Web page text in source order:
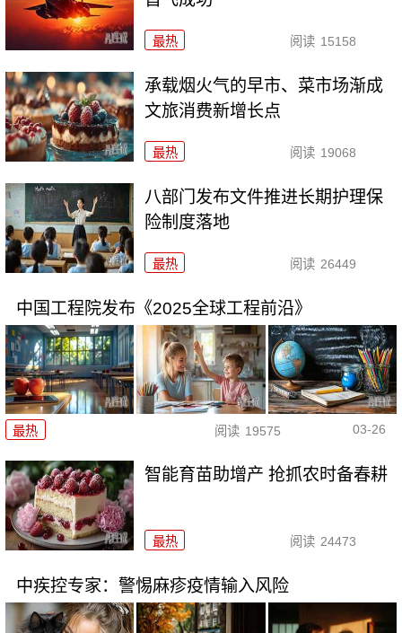
最热 阅读 15158
承载烟火气的早市、菜市场渐成
文旅消费新增长点
最热 阅读 19068
八部门发布文件推进长期护理保
险制度落地
最热 阅读 26449
中国工程院发布《2025全球工程前沿》
最热 阅读 19575 03-26
智能育苗助增产 抢抓农时备春耕
最热 阅读 24473
中疾控专家：警惕麻疹疫情输入风险